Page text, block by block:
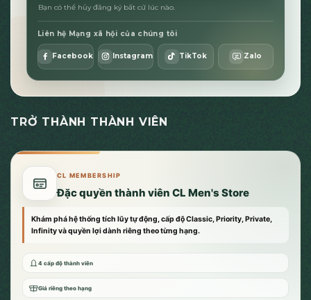
Bạn có thể hủy đăng ký bất cứ lúc nào.
Liên hệ Mạng xã hội của chúng tôi
Facebook Instagram TikTok Zalo
TRỞ THÀNH THÀNH VIÊN
CL MEMBERSHIP
Đặc quyền thành viên CL Men's Store
Khám phá hệ thống tích lũy tự động, cấp độ Classic, Priority, Private,
Infinity và quyền lợi dành riêng theo từng hạng.
4 cấp độ thành viên
Giá riêng theo hạng